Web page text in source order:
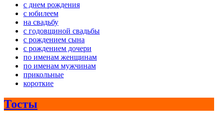
с днем рождения
с юбилеем
на свадьбу
с годовщиной свадьбы
с рождением сына
с рождением дочери
по именам женщинам
по именам мужчинам
прикольные
короткие
Тосты